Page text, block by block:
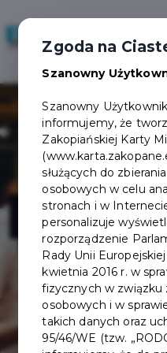
Zgoda na
Szanowny
Szanowny
informujemy, że
Zakopiańskiej Karty
służących do
osobowych w celu
stronach i w
personalizuje
rozporządzenie
Rady Unii
kwietnia 2016 r. w
fizycznych w
osobowych i w
takich danych oraz
95/46/WE (tzw.